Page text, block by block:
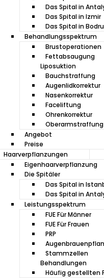
Das Spital in
Das Spital in Izmir
Das Spital in
Behandlungsspektrum
Brustoperationen
Fettabsaugung
Liposuktion
Bauchstraffung
Augenlidkorrektur
Nasenkorrektur
Faceliftung
Ohrenkorrektur
Oberarmstraffung
Angebot
Preise
Haarverpflanzungen
Eigenhaarverpflanzung
Die Spitäler
Das Spital in
Das Spital in
Leistungsspektrum
FUE Für Männer
FUE Für Frauen
PRP
Stammzellen
Behandlungen
Häufig gestellten